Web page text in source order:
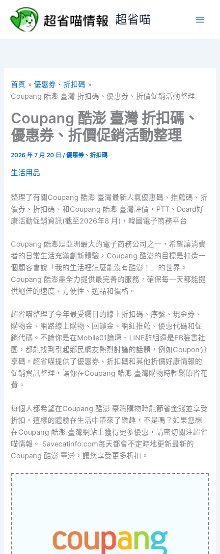
要
超省喵
首頁
優惠券、折扣碼
Coupang 酷澎 臺灣 折扣碼、優惠券、折價促銷活動整理
Coupang 酷澎 臺灣 折扣碼、
優惠券、折價促銷活動整理
2026 年 7 月 20 日/優惠券、折扣碼
生活用品
整理了有關Coupang 酷澎 臺灣最新人氣優惠碼、推薦碼、折
價券、折扣碼、和Coupang 酷澎 臺灣評價，PTT、Dcard好
康活動促銷資訊(截至2026年8 月)，韓國電子商務平台
Coupang 酷澎是亞洲最大的電子商務公司之一，希望讓消費
者的日常生活充滿創新體驗，Coupang 酷澎的目標是打造一
個顧客會說「我的生活裡怎麼能沒有酷澎！」的世界。
Coupang 酷澎盡全力提供最完善的服務，確保每一天都能提
供絕佳的速度、方便性、選品和價格。
超省喵整理了今年最受矚目的線上折扣碼、序號、現金券、
購物金、網路線上購物、回饋金、網紅推薦、優惠代碼和促
銷代碼。不論你是在Mobile01論壇、LINE群組還是FB臉書社
團，都能找到引起鄉民網友熱烈討論的話題，例如Coupon分
享碼。超省喵提供了優惠券、折扣碼和其他折價好康情報的
促銷資訊整理，讓你在Coupang 酷澎 臺灣購物時輕鬆節省花
費。
每個人都希望在Coupang 酷澎 臺灣購物時能節省金錢並享受
折扣。這樣的體驗在生活中帶來了樂趣，不是嗎？如果您想
在Coupang 酷澎 臺灣網站上獲得更多優惠，請密切關注超省
喵情報。 Savecatinfo.com每天都會不定時地更新最新的
Coupang 酷澎 臺灣，讓您享受更多折扣。